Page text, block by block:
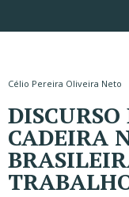
Célio Pereira Oliveira Neto
DISCURSO
CADEIRA